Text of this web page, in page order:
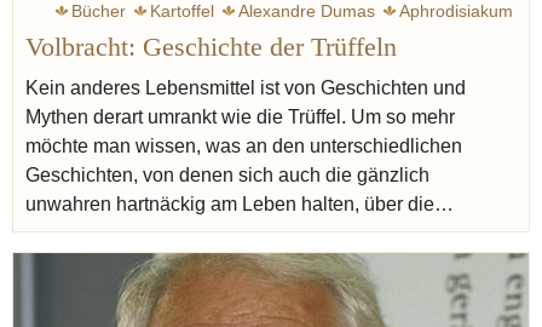
Bücher Kartoffel Alexandre Dumas
Aphrodisiakum
Ralf Bos
Dumaine, Jean-Marie
Volbracht: Geschichte der Trüffeln
Kein anderes Lebensmittel ist von Geschichten und
Mythen derart umrankt wie die Trüffel. Um so mehr
möchte man wissen, was an den unterschiedlichen
Geschichten, von denen sich auch die gänzlich
unwahren hartnäckig am Leben halten, über die…